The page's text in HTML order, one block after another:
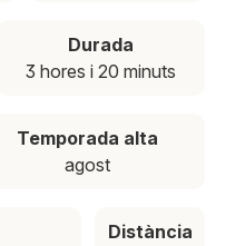
Durada
3 hores i 20 minuts
Temporada alta
agost
Distància